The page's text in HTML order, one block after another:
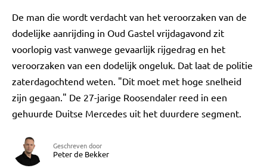
De man die wordt verdacht van het veroorzaken van de
dodelijke aanrijding in Oud Gastel vrijdagavond zit
voorlopig vast vanwege gevaarlijk rijgedrag en het
veroorzaken van een dodelijk ongeluk. Dat laat de politie
zaterdagochtend weten. "Dit moet met hoge snelheid
zijn gegaan." De 27-jarige Roosendaler reed in een
gehuurde Duitse Mercedes uit het duurdere segment.
Geschreven door
Peter de Bekker